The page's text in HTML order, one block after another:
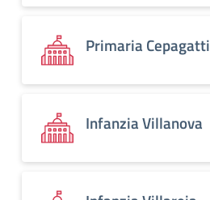
Primaria Cepagatti
Infanzia Villanova